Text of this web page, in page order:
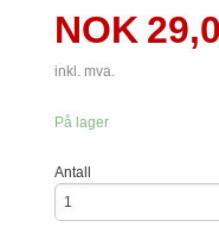
Pris
NOK
inkl. mva.
På lager
Antall